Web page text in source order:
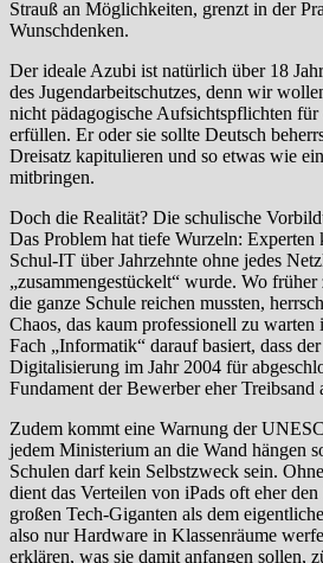
Strauß an Möglichkeiten, grenzt in der
Wunschdenken.
Der ideale Azubi ist natürlich über 18
des Jugendarbeitschutzes, denn wir
nicht pädagogische Aufsichtspflichten für
erfüllen. Er oder sie sollte Deutsch
Dreisatz kapitulieren und so etwas wie
mitbringen.
Doch die Realität? Die schulische
Das Problem hat tiefe Wurzeln: Experten
Schul-IT über Jahrzehnte ohne jedes
„zusammengestückelt“ wurde. Wo
die ganze Schule reichen mussten,
Chaos, das kaum professionell zu
Fach „Informatik“ darauf basiert, dass
Digitalisierung im Jahr 2004 für
Fundament der Bewerber eher Treibsand
Zudem kommt eine Warnung der
jedem Ministerium an die Wand hängen
Schulen darf kein Selbstzweck sein.
dient das Verteilen von iPads oft eher
großen Tech-Giganten als dem
also nur Hardware in Klassenräume
erklären, was sie damit anfangen sollen,